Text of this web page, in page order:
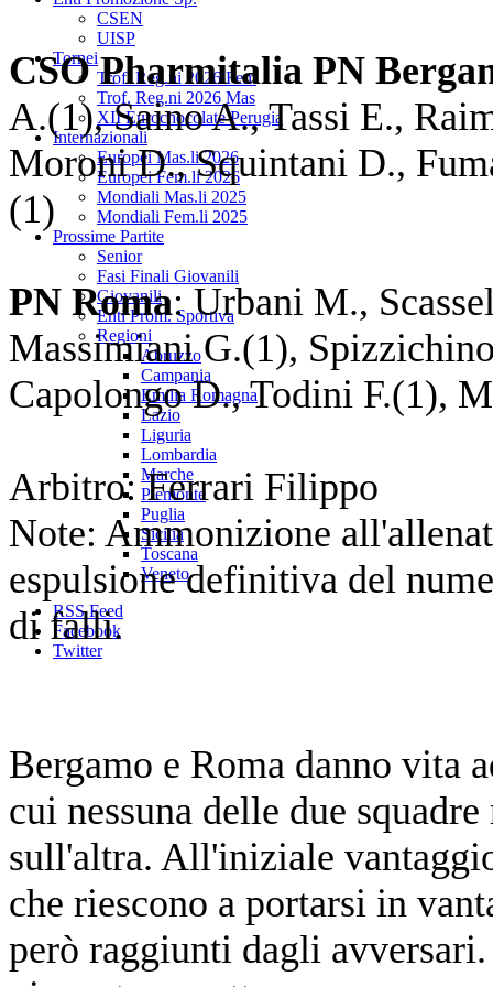
CSEN
UISP
Tornei
Trof. Reg.ni 2026 Fem
Trof. Reg.ni 2026 Mas
XII Eurochocolate Perugia
Internazionali
Europei Mas.li 2026
Europei Fem.li 2026
Mondiali Mas.li 2025
Mondiali Fem.li 2025
Prossime Partite
Senior
Fasi Finali Giovanili
Giovanili
Enti Prom. Sportiva
Regioni
Abruzzo
Campania
Emilia Romagna
Lazio
Liguria
Lombardia
Marche
Piemonte
Puglia
Sicilia
Toscana
Veneto
RSS Feed
Facebook
Twitter
CSO Pharmitalia PN
A.(1), Saino A., Tassi E.,
Moroni D., Squintani D.,
(1)
PN Roma: Urbani M.,
Massimiani G.(1),
Capolongo D., Todini
Arbitro: Ferrari
Note: Ammonizione
espulsione definitiva del
di falli.
Bergamo e Roma danno vita
cui nessuna delle due
sull'altra. All'iniziale
che riescono a portarsi in
però raggiunti dagli